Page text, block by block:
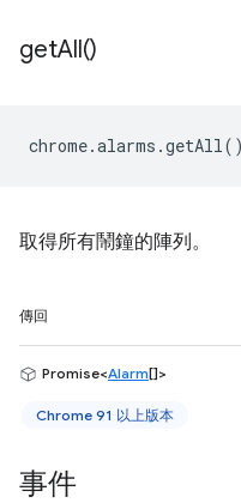
getAll()
chrome.alarms .getAll()
取得所有鬧鐘的陣列。
傳回
Promise<Alarm[]>
Chrome 91 以上版本
事件